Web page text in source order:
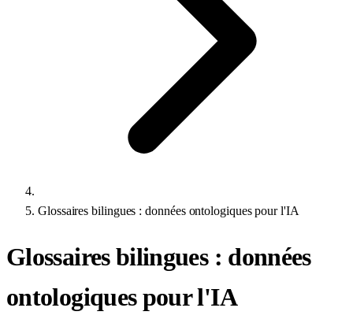
Glossaires bilingues : données ontologiques pour l'IA
Glossaires bilingues : données
ontologiques pour l'IA